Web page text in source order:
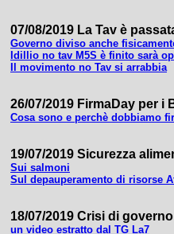
07/08/2019 La Tav è
Governo diviso anche
Idillio no tav M5S è finito sarà
Il movimento no Tav si arrabbia
26/07/2019 FirmaDay per i
Cosa sono e perchè dobbiamo
19/07/2019 Sicurezza
Sui salmoni
Sul depauperamento di risorse
18/07/2019 Crisi di
un video estratto dal TG La7